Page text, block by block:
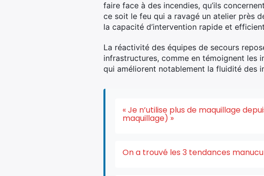
faire face à des incendies, qu’ils
ce soit le feu qui a ravagé un atelier près
la capacité d’intervention rapide et
La réactivité des équipes de secours
infrastructures, comme en témoignent les
qui améliorent notablement la fluidité des
« Je n’utilise plus de maquillage
maquillage) »
On a trouvé les 3 tendances